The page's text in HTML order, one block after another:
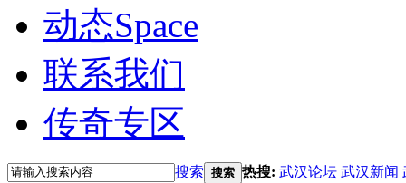
动态Space
联系我们
传奇专区
搜索 搜索 热搜: 武汉论坛 武汉新闻